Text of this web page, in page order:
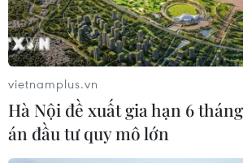
Samsung Electronics giữ vị
vietnamplus.vn
Hà Nội đề xuất gia hạn 6
án đầu tư quy mô lớn